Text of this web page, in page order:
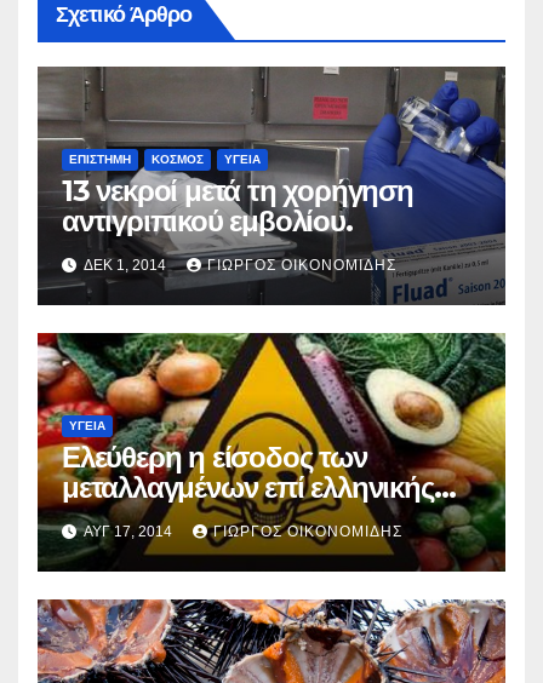
Σχετικό Άρθρο
ΕΠΙΣΤΗΜΗ ΚΟΣΜΟΣ ΥΓΕΙΑ
13 νεκροί μετά τη χορήγηση
αντιγριπικού εμβολίου.
ΔΕΚ 1, 2014 ΓΙΏΡΓΟΣ ΟΙΚΟΝΟΜΊΔΗΣ
ΥΓΕΙΑ
Ελεύθερη η είσοδος των
μεταλλαγμένων επί ελληνικής
προεδρείας.
ΑΥΓ 17, 2014 ΓΙΏΡΓΟΣ ΟΙΚΟΝΟΜΊΔΗΣ